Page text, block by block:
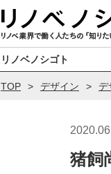
リノベノシゴト
TOP デザイン デ
猪飼